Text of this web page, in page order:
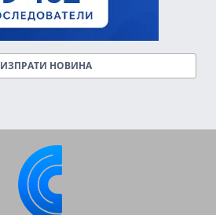
ИЗПРАТИ НОВИНА